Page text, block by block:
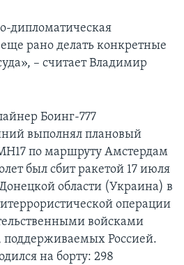
дипломатическая
рано делать конкретные
– считает Владимир
Боинг-777
выполнял плановый
по маршруту Амстердам
был сбит ракетой 17 июля
области (Украина) в
операции
войсками
поддерживаемых Россией.
на борту: 298